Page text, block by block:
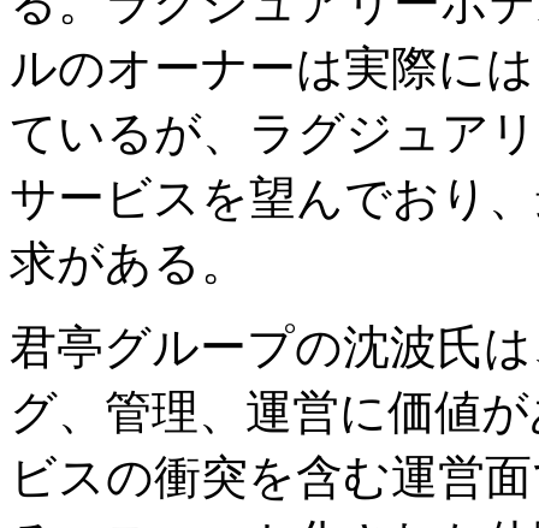
ルのオーナーは実際に
ているが、ラグジュア
サービスを望んでおり
求がある。
君亭グループの沈波氏
グ、管理、運営に価値
ビスの衝突を含む運営